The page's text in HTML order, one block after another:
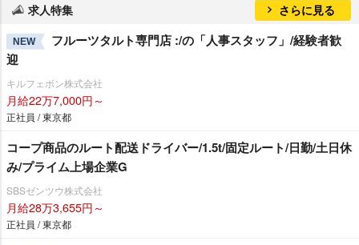
求人特集 さらに見る
NEW
フルーツタルト専門店 :/の「人事スタッフ」/経験者歓
迎
キルフェボン株式会社
月給22万7,000円～
正社員 / 東京都
コープ商品のルート配送ドライバー/1.5t/固定ルート/日勤/土日休
み/プライム上場企業G
SBSゼンツウ株式会社
月給28万3,655円～
正社員 / 東京都